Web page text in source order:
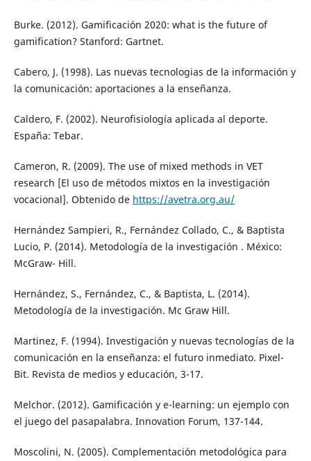
Burke. (2012). Gamificación 2020: what is the future of
gamification? Stanford: Gartnet.
Cabero, J. (1998). Las nuevas tecnologias de la información y
la comunicación: aportaciones a la enseñanza.
Caldero, F. (2002). Neurofisiología aplicada al deporte.
España: Tebar.
Cameron, R. (2009). The use of mixed methods in VET
research [El uso de métodos mixtos en la investigación
vocacional]. Obtenido de https://avetra.org.au/
Hernández Sampieri, R., Fernández Collado, C., & Baptista
Lucio, P. (2014). Metodología de la investigación . México:
McGraw- Hill.
Hernández, S., Fernández, C., & Baptista, L. (2014).
Metodología de la investigación. Mc Graw Hill.
Martinez, F. (1994). Investigación y nuevas tecnologías de la
comunicación en la enseñanza: el futuro inmediato. Pixel-
Bit. Revista de medios y educación, 3-17.
Melchor. (2012). Gamificación y e-learning: un ejemplo con
el juego del pasapalabra. Innovation Forum, 137-144.
Moscolini, N. (2005). Complementación metodológica para